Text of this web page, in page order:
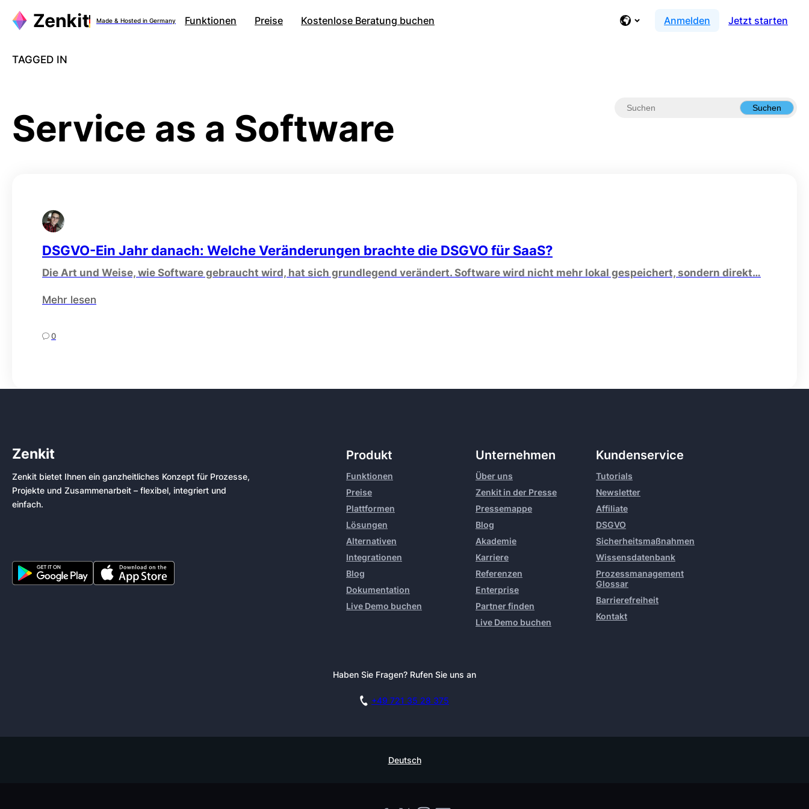
Zum
Inhalt
Made & Hosted in Germany Funktionen Preise Kostenlose Beratung buchen Anmelden Jetzt starten
TAGGED IN
Service as a Software Suchen
DSGVO-Ein Jahr danach: Welche Veränderungen brachte die DSGVO für SaaS?
Die Art und Weise, wie Software gebraucht wird, hat sich grundlegend verändert. Software wird nicht mehr lokal gespeichert, sondern direkt…
Mehr lesen
0
Zenkit
Zenkit bietet Ihnen ein ganzheitliches Konzept für Prozesse,
Projekte und Zusammenarbeit – flexibel, integriert und
einfach.
Produkt
Funktionen
Preise
Plattformen
Lösungen
Alternativen
Integrationen
Blog
Dokumentation
Live Demo buchen
Unternehmen
Über uns
Zenkit in der Presse
Pressemappe
Blog
Akademie
Karriere
Referenzen
Enterprise
Partner finden
Live Demo buchen
Kundenservice
Tutorials
Newsletter
Affiliate
DSGVO
Sicherheitsmaßnahmen
Wissensdatenbank
Prozessmanagement
Glossar
Barrierefreiheit
Kontakt
Haben Sie Fragen? Rufen Sie uns an
+49 721 35 28 375
Deutsch